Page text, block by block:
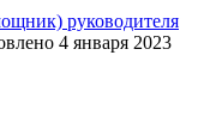
руководителя
4 января 2023